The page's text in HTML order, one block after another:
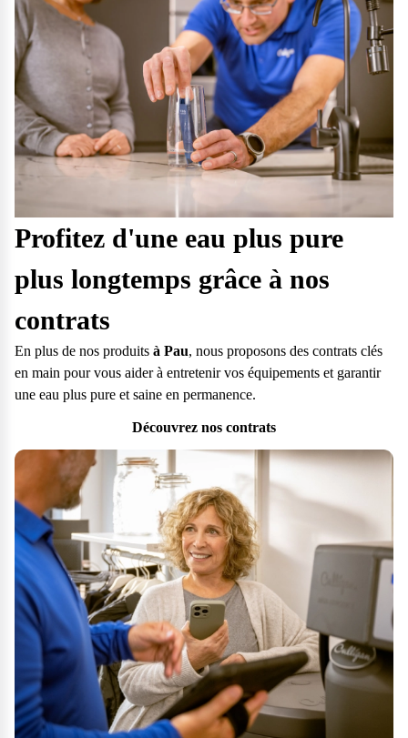
Profitez d'une eau plus pure
plus longtemps grâce à nos
contrats
En plus de nos produits à Pau, nous proposons des contrats clés
en main pour vous aider à entretenir vos équipements et garantir
une eau plus pure et saine en permanence.
Découvrez nos contrats